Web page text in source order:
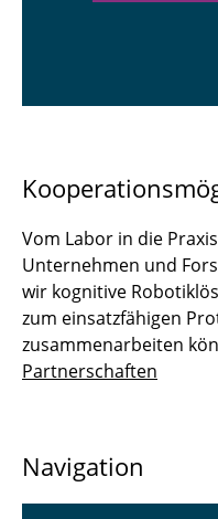
Vom Labor in die
Unternehmen und
wir kognitive
zum einsatzfähigen
zusammenarbeiten
Partnerschaften
Navigation